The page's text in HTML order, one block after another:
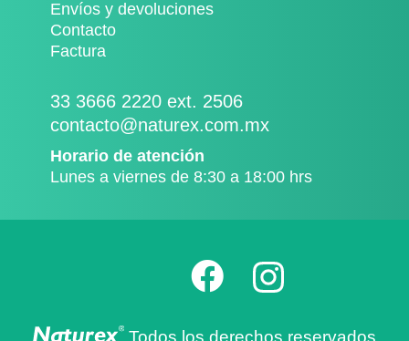
Envíos y devoluciones
Contacto
Factura
33 3666 2220 ext. 2506
contacto@naturex.com.mx
Horario de atención
Lunes a viernes de 8:30 a 18:00 hrs
Todos los derechos reservados